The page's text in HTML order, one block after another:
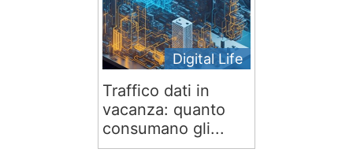
Digital Life
Traffico dati in
vacanza: quanto
consumano gli...